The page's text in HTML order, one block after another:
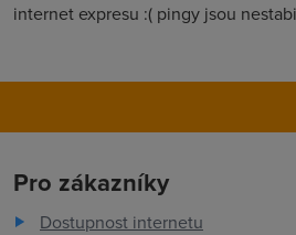
internet expresu :( pingy jsou
Pro zákazníky
Dostupnost internetu